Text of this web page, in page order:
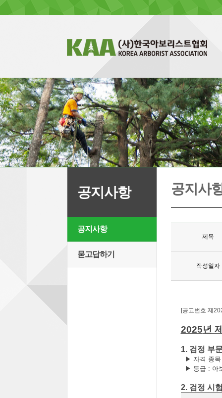
공지사항
공지사항
묻고답하기
공지사
제목
작성일자
[공고번호 제
2025년
1. 검정 부
▶ 자격 종
▶ 등급 : 아
2. 검정 시